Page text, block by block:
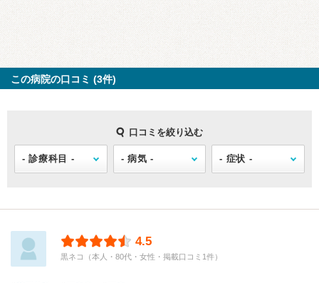
この病院の口コミ (3件)
口コミを絞り込む
4.5
黒ネコ（本人・80代・女性・掲載口コミ1件）